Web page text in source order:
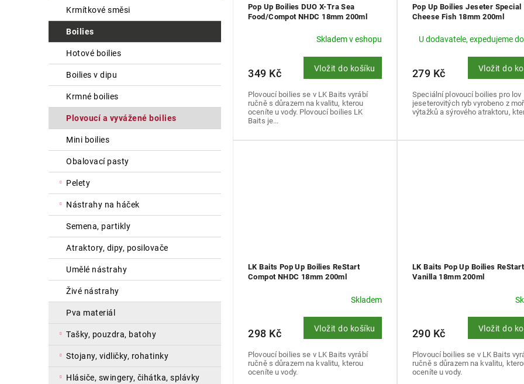
krmítkové směsi
boilies
hotové boilies
boilies v dipu
krmné boilies
plovoucí a vyvážené boilies
mini boilies
obalovací pasty
pelety
nástrahy na háček
semena, partikly
atraktory, dipy, posilovače
umělé nástrahy
živé nástrahy
pva materiál
tašky, pouzdra, batohy
stojany, vidličky, rohatinky
hlásiče, swingery, čihátka, splávky
Pop Up Boilies DUO X-Tra Sea
Food/Compot NHDC 18mm 200ml
Skladem v eshopu
349 Kč Vložit do košíku
Plovoucí boilies se v LK Baits vyrábí
ručně s důrazem na kvalitu, kterou
oceníte u vody. Plovoucí boilies LK
Baits je...
Pop Up Boilies Jeseter Special
Cheese Fish 18mm 200ml
U dodavatele, expedujeme
279 Kč Vložit do
Speciální plovoucí boilies pro lov
jeseterovitých ryb vyrobeno z
výtažků a sýrového atraktoru,
LK Baits Pop Up Boilies ReStart
Compot NHDC 18mm 200ml
Skladem
298 Kč Vložit do košíku
Plovoucí boilies se v LK Baits vyrábí
ručně s důrazem na kvalitu, kterou
oceníte u vody.
LK Baits Pop Up Boilies
Vanilla 18mm 200ml
290 Kč Vložit do
Plovoucí boilies se v LK Baits
ručně s důrazem na kvalitu,
oceníte u vody.